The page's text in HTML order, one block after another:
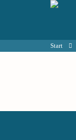
Start